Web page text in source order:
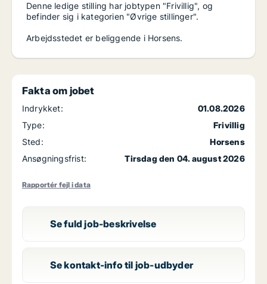
Denne ledige stilling har jobtypen "Frivillig", og
befinder sig i kategorien "Øvrige stillinger".
Arbejdsstedet er beliggende i Horsens.
Fakta om jobet
Indrykket:
01.08.2026
Type:
Frivillig
Sted:
Horsens
Ansøgningsfrist:
Tirsdag den 04. august 2026
Rapportér fejl i data
Se fuld job-beskrivelse
Se kontakt-info til job-udbyder